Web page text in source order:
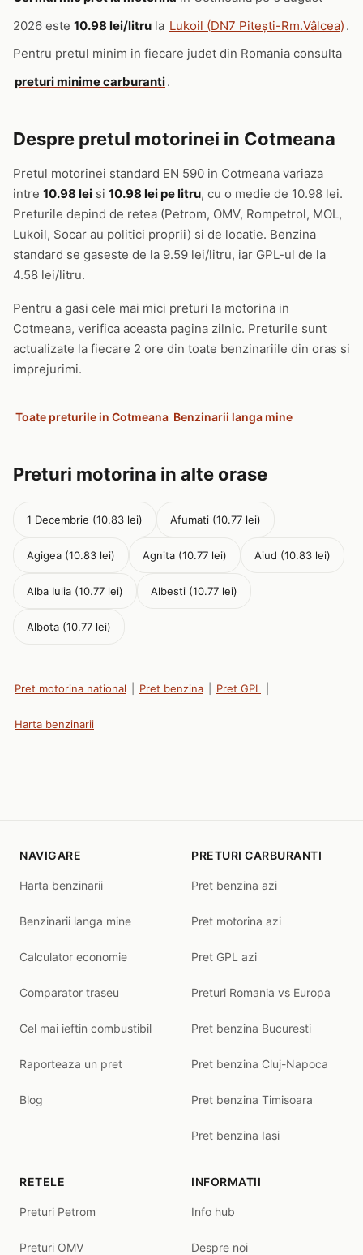
2026 este 10.98 lei/litru la Lukoil (DN7 Pitești-Rm.Vâlcea) .
Pentru pretul minim in fiecare judet din Romania consulta
preturi minime carburanti.
Despre pretul motorinei in Cotmeana
Pretul motorinei standard EN 590 in Cotmeana variaza
intre 10.98 lei si 10.98 lei pe litru, cu o medie de 10.98 lei.
Preturile depind de retea (Petrom, OMV, Rompetrol, MOL,
Lukoil, Socar au politici proprii) si de locatie. Benzina
standard se gaseste de la 9.59 lei/litru, iar GPL-ul de la
4.58 lei/litru.
Pentru a gasi cele mai mici preturi la motorina in
Cotmeana, verifica aceasta pagina zilnic. Preturile sunt
actualizate la fiecare 2 ore din toate benzinariile din oras si
imprejurimi.
Toate preturile in Cotmeana Benzinarii langa mine
Preturi motorina in alte orase
1 Decembrie (10.83 lei) Afumati (10.77 lei)
Agigea (10.83 lei) Agnita (10.77 lei) Aiud (10.83 lei)
Alba Iulia (10.77 lei) Albesti (10.77 lei)
Albota (10.77 lei)
Pret motorina national Pret benzina Pret GPL
Harta benzinarii
NAVIGARE
Harta benzinarii
Benzinarii langa mine
Calculator economie
Comparator traseu
Cel mai ieftin combustibil
Raporteaza un pret
Blog
PRETURI CARBURANTI
Pret benzina azi
Pret motorina azi
Pret GPL azi
Preturi Romania vs Europa
Pret benzina Bucuresti
Pret benzina Cluj-Napoca
Pret benzina Timisoara
Pret benzina Iasi
RETELE
Preturi Petrom
Preturi OMV
INFORMATII
Info hub
Despre noi